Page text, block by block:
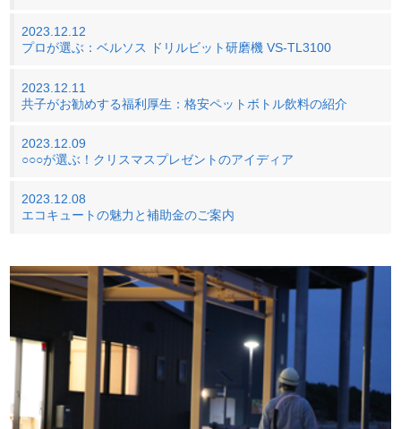
2023.12.12
プロが選ぶ：ベルソス ドリルビット研磨機 VS-TL3100
2023.12.11
共子がお勧めする福利厚生：格安ペットボトル飲料の紹介
2023.12.09
○○○が選ぶ！クリスマスプレゼントのアイディア
2023.12.08
エコキュートの魅力と補助金のご案内